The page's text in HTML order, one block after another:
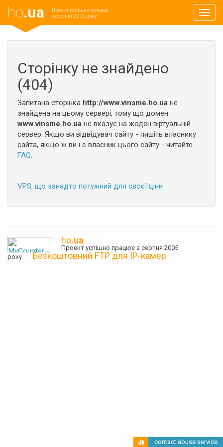
ho.ua
Проект успішно працює
з серпня 2005 року
Сторінку не знайдено
(404)
Запитана сторінка http://www.vinsme.ho.ua не
знайдена на цьому сервері, тому що домен
www.vinsme.ho.ua не вказує на жоден віртуальній
сервер. Якщо ви відвідувач сайту - пишіть власнику
сайта, якщо ж ви і є власник цього сайту - читайте
FAQ.
VPS, що занадто потужний для своєї ціни
ho.ua
Проект успішно працює з серпня 2005
року Безкоштовний FTP для IP-камер
contact abuse service